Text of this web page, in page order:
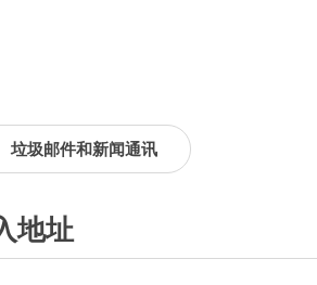
垃圾邮件和新闻通讯
地址